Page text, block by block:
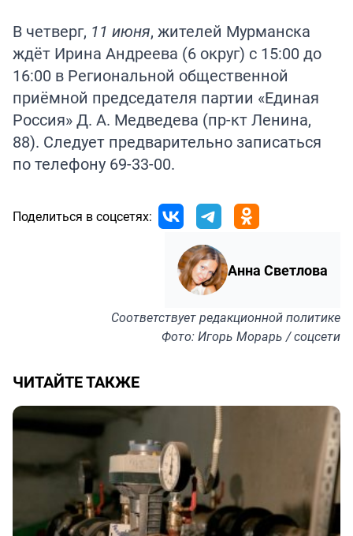
В четверг, 11 июня, жителей Мурманска
ждёт Ирина Андреева (6 округ) с 15:00 до
16:00 в Региональной общественной
приёмной председателя партии «Единая
Россия» Д. А. Медведева (пр-кт Ленина,
88). Следует предварительно записаться
по телефону 69-33-00.
Поделиться в соцсетях:
Анна Светлова
Соответствуетредакционной политике
Фото: Игорь Морарь / соцсети
ЧИТАЙТЕ ТАКЖЕ